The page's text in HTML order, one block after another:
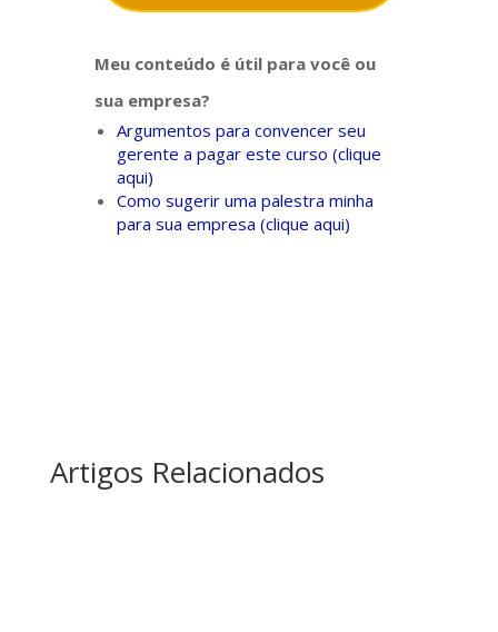
Meu conteúdo é útil para você ou
sua empresa?
Argumentos para convencer seu
gerente a pagar este curso (clique
aqui)
Como sugerir uma palestra minha
para sua empresa (clique aqui)
Artigos Relacionados